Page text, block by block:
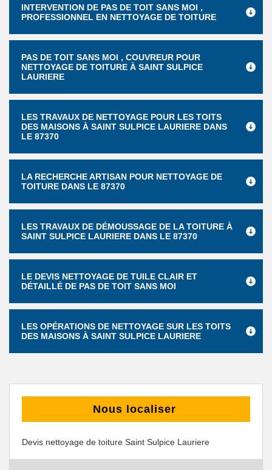
INTERVENTION DE PAS DE TOIT SANS MOI ,
PROFESSIONNEL EN NETTOYAGE DE TOITURE
PAS DE TOIT SANS MOI , COUVREUR POUR
NETTOYAGE DE TOITURE À SAINT SULPICE
LAURIERE
LES TRAVAUX DE NETTOYAGE POUR LES TOITS
DES MAISONS À SAINT SULPICE LAURIERE DANS
LE 87370
LA RECHERCHE ARTISAN POUR NETTOYAGE DE
TOITURE DANS LE 87370
LES TRAVAUX DE DÉMOUSSAGE DE LA TOITURE À
SAINT SULPICE LAURIERE DANS LE 87370
LE DEVIS NETTOYAGE DE TUILE CLAIR ET
DÉTAILLÉ DE PAS DE TOIT SANS MOI
LES OPÉRATIONS DE NETTOYAGE SUR LES TOITS
DES MAISONS À SAINT SULPICE LAURIERE
Nous localiser
Devis nettoyage de toiture Saint Sulpice Lauriere